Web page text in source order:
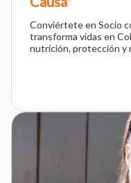
Conviértete en Socio
transforma vidas en
nutrición, protección y